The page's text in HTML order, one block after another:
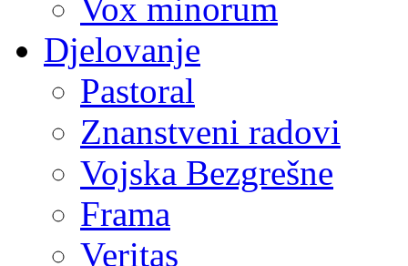
Vox minorum
Djelovanje
Pastoral
Znanstveni radovi
Vojska Bezgrešne
Frama
Veritas